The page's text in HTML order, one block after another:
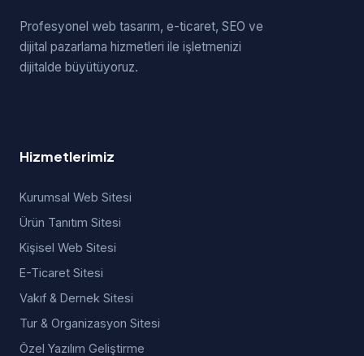
Profesyonel web tasarım, e-ticaret, SEO ve
dijital pazarlama hizmetleri ile işletmenizi
dijitalde büyütüyoruz.
Hizmetlerimiz
Kurumsal Web Sitesi
Ürün Tanıtım Sitesi
Kişisel Web Sitesi
E-Ticaret Sitesi
Vakıf & Dernek Sitesi
Tur & Organizasyon Sitesi
Özel Yazılım Geliştirme